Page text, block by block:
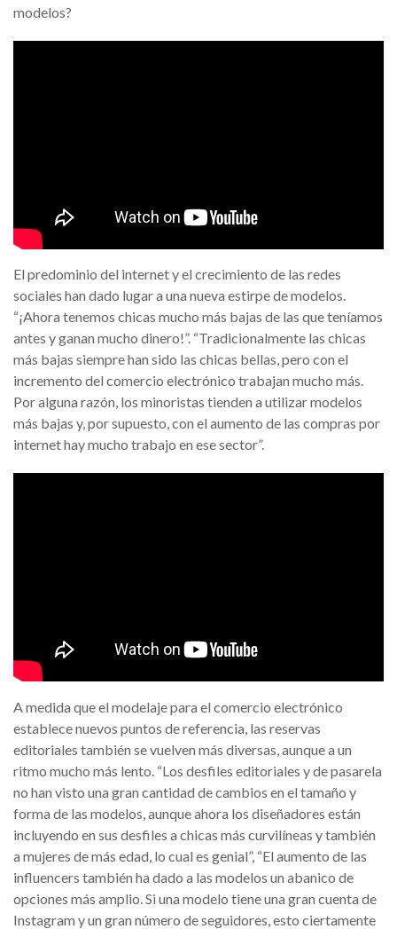
modelos?
El predominio del internet y el crecimiento de las redes
sociales han dado lugar a una nueva estirpe de modelos.
“¡Ahora tenemos chicas mucho más bajas de las que teníamos
antes y ganan mucho dinero!”. “Tradicionalmente las chicas
más bajas siempre han sido las chicas bellas, pero con el
incremento del comercio electrónico trabajan mucho más.
Por alguna razón, los minoristas tienden a utilizar modelos
más bajas y, por supuesto, con el aumento de las compras por
internet hay mucho trabajo en ese sector”.
A medida que el modelaje para el comercio electrónico
establece nuevos puntos de referencia, las reservas
editoriales también se vuelven más diversas, aunque a un
ritmo mucho más lento. “Los desfiles editoriales y de pasarela
no han visto una gran cantidad de cambios en el tamaño y
forma de las modelos, aunque ahora los diseñadores están
incluyendo en sus desfiles a chicas más curvilíneas y también
a mujeres de más edad, lo cual es genial”, “El aumento de las
influencers también ha dado a las modelos un abanico de
opciones más amplio. Si una modelo tiene una gran cuenta de
Instagram y un gran número de seguidores, esto ciertamente